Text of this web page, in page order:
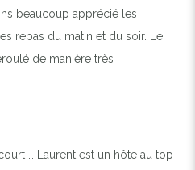
beaucoup apprécié les
repas du matin et du soir. Le
de manière très
… Laurent est un hôte au top